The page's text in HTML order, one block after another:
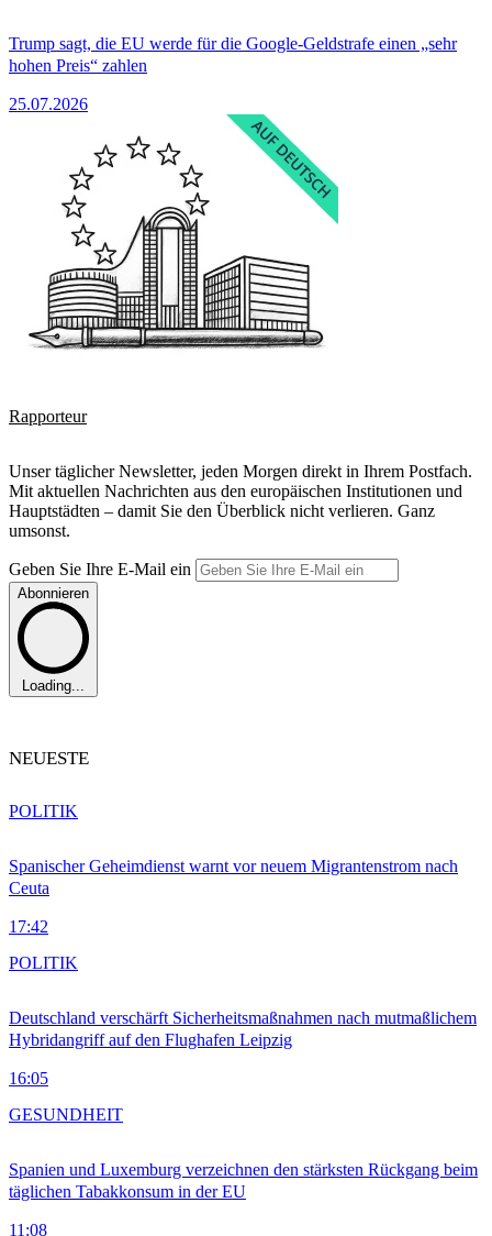
Trump sagt, die EU werde für die Google-Geldstrafe einen „sehr
hohen Preis“ zahlen
25.07.2026
Rapporteur
Unser täglicher Newsletter, jeden Morgen direkt in Ihrem Postfach.
Mit aktuellen Nachrichten aus den europäischen Institutionen und
Hauptstädten – damit Sie den Überblick nicht verlieren. Ganz
umsonst.
Geben Sie Ihre E-Mail ein
Abonnieren
Loading...
NEUESTE
Spanischer Geheimdienst warnt vor neuem Migrantenstrom nach
Ceuta
17:42
POLITIK
Deutschland verschärft Sicherheitsmaßnahmen nach mutmaßlichem
Hybridangriff auf den Flughafen Leipzig
16:05
POLITIK
Spanien und Luxemburg verzeichnen den stärksten Rückgang beim
täglichen Tabakkonsum in der EU
11:08
GESUNDHEIT